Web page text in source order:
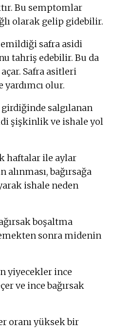
Bu semptomlar
olarak gelip gidebilir.
safra asidi
tahriş edebilir. Bu da
Safra asitleri
olur.
girdiğinde salgılanan
şişkinlik ve ishale yol
haftalar ile aylar
alınması, bağırsağa
ishale neden
boşaltma
sonra midenin
yiyecekler ince
ve ince bağırsak
oranı yüksek bir